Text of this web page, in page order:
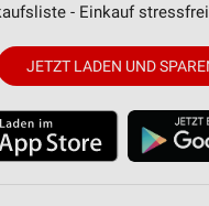
- Einkauf
JETZT LADEN UND